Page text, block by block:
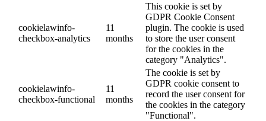
cookielawinfo-
checkbox-analytics
11
months
This cookie is set by
GDPR Cookie Consent
plugin. The cookie is used
to store the user consent
for the cookies in the
category "Analytics".
cookielawinfo-
checkbox-functional
11
months
The cookie is set by
GDPR cookie consent to
record the user consent for
the cookies in the category
"Functional".